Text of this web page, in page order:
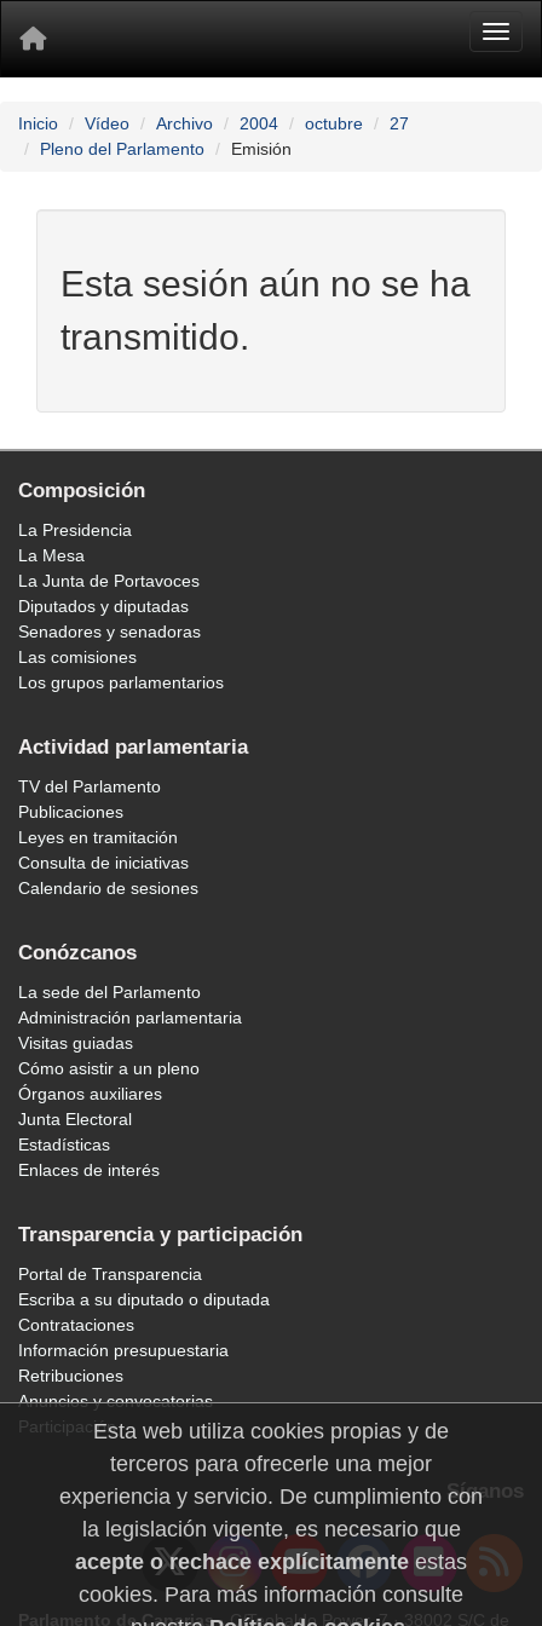
Inicio Vídeo Archivo 2004 octubre
27
Pleno del Parlamento
Emisión
Esta sesión aún no se ha
transmitido.
Composición
La Presidencia
La Mesa
La Junta de Portavoces
Diputados y diputadas
Senadores y senadoras
Las comisiones
Los grupos parlamentarios
Actividad parlamentaria
TV del Parlamento
Publicaciones
Leyes en tramitación
Consulta de iniciativas
Calendario de sesiones
Conózcanos
La sede del Parlamento
Administración parlamentaria
Visitas guiadas
Cómo asistir a un pleno
Órganos auxiliares
Junta Electoral
Estadísticas
Enlaces de interés
Transparencia y participación
Portal de Transparencia
Escriba a su diputado o diputada
Contrataciones
Información presupuestaria
Retribuciones
Anuncios y convocatorias
Participación
Síganos
Parlamento de Canarias· C/Teobaldo Power, 7 · 38002 S/C de
Esta web utiliza cookies propias y de
terceros para ofrecerle una mejor
experiencia y servicio. De cumplimiento con
la legislación vigente, es necesario que
acepte o rechace explícitamente estas
cookies. Para más información consulte